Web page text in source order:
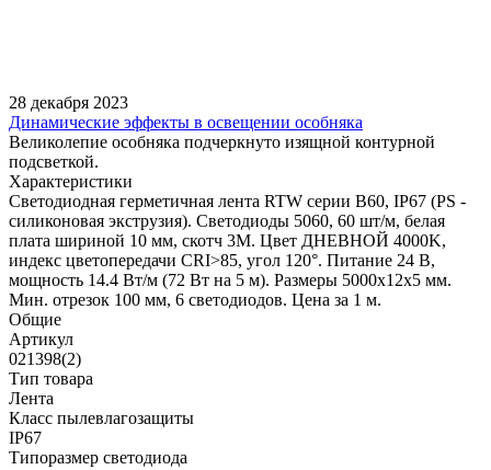
28 декабря 2023
Динамические эффекты в освещении особняка
Великолепие особняка подчеркнуто изящной контурной
подсветкой.
Характеристики
Светодиодная герметичная лента RTW серии B60, IP67 (PS -
силиконовая экструзия). Светодиоды 5060, 60 шт/м, белая
плата шириной 10 мм, скотч 3M. Цвет ДНЕВНОЙ 4000K,
индекс цветопередачи CRI>85, угол 120°. Питание 24 В,
мощность 14.4 Вт/м (72 Вт на 5 м). Размеры 5000x12x5 мм.
Мин. отрезок 100 мм, 6 светодиодов. Цена за 1 м.
Общие
Артикул
021398(2)
Тип товара
Лента
Класс пылевлагозащиты
IP67
Типоразмер светодиода